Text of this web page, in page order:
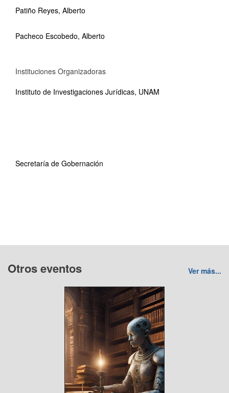
Patiño Reyes, Alberto
Pacheco Escobedo, Alberto
Instituciones Organizadoras
Instituto de Investigaciones Jurídicas, UNAM
Secretaría de Gobernación
Otros eventos Ver más...